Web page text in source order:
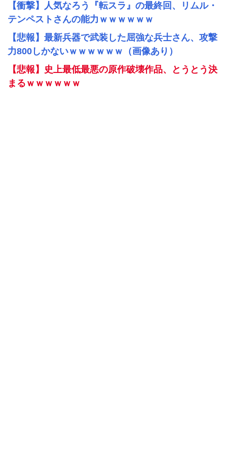
【衝撃】人気なろう『転スラ』の最終回、リムル・
テンペストさんの能力ｗｗｗｗｗｗ
【悲報】最新兵器で武装した屈強な兵士さん、攻撃
力800しかないｗｗｗｗｗｗ（画像あり）
【悲報】史上最低最悪の原作破壊作品、とうとう決
まるｗｗｗｗｗｗ